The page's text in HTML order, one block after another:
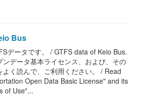
Bus
データです。 / GTFS data of Keio Bus.
ンデータ基本ライセンス、および、その
よく読んで、ご利用ください。 / Read
Open Data Basic License" and its
of Use"...